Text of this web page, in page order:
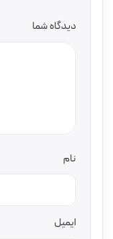
دیدگاه شما
نام
ایمیل